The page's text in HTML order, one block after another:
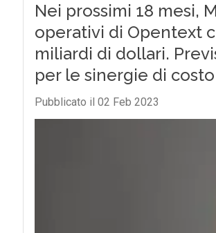
Nei prossimi 18 mesi,
operativi di Opentext
miliardi di dollari.
per le sinergie di costo
Pubblicato il 02 Feb 2023